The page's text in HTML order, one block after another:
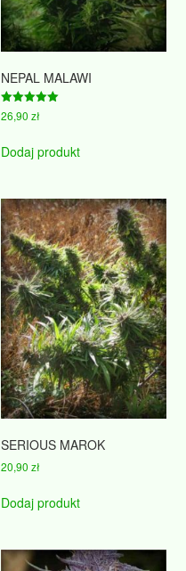
NEPAL MALAWI
Oceniono
5.00
26,90zł
Dodaj produkt
SERIOUS MAROK
20,90zł
Dodaj produkt